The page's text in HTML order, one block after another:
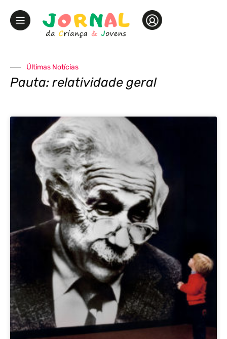
Últimas Notícias
Pauta: relatividade geral